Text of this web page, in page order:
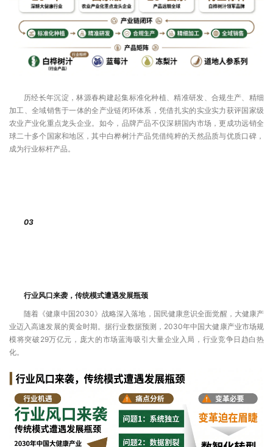
历经长年沉淀，林源春构建起集标准化种植、精准研发、合规生产、精细
加工、全域销售于一体的全产业链闭环体系，凭借扎实的实业实力获评国家级
农业产业化重点龙头企业。如今，品牌产品不仅深耕国内市场，更成功远销全
球二十多个国家和地区，其中白桦树汁产品凭借纯粹的天然品质与优质口碑，
成为行业标杆产品。
03
行业风口来袭，传统模式遭遇发展瓶颈
随着《健康中国2030》战略深入落地，国民健康意识全面觉醒，大健康产
业迈入高速发展的黄金时期。据行业数据预测，2030年中国大健康产业市场规
模将突破29万亿元，庞大的市场蓝海吸引大量企业入局，行业竞争日趋白热
化。